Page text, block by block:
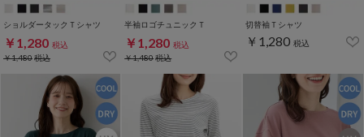
ショルダータックＴシャツ
￥1,280 税込
￥1,480税込
半袖ロゴチュニックＴ
￥1,280 税込
￥1,480税込
切替袖Ｔシャツ
￥1,280 税込